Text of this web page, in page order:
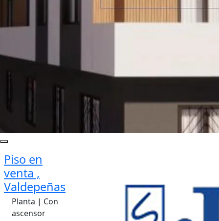
Piso en
venta ,
Valdepeñas
Planta | Con
ascensor